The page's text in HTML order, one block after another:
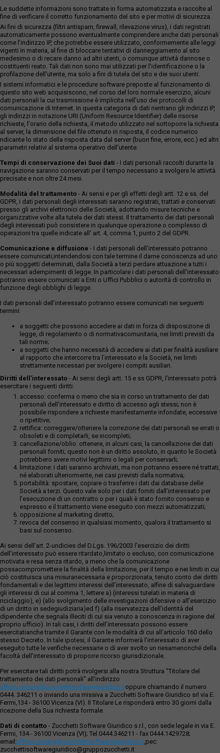
Le suddette informazioni sono trattate in forma automatizzata e raccolte al
fine di verificare il corretto funzionamento del sito e per motivi di sicurezza.
Ai fini di sicurezza (filtri antispam, firewall, rilevazione virus), i dati registrati
automaticamente possono eventualmente comprendere anche dati personali
come l'indirizzo IP, che potrebbe essere utilizzato, conformemente alle leggi
vigenti in materia, al fine di bloccare tentativi di danneggiamento al sito
medesimo o di recare danno ad altri utenti, o comunque attività dannose o
costituenti reato. Tali dati non sono mai utilizzati per l'identificazione o la
profilazione dell'utente, ma solo a fini di tutela del sito e dei suoi utenti.
I sistemi informatici e le procedure software preposte al funzionamento di
questo sito web acquisiscono, nel corso del loro normale esercizio, alcuni
dati personali la cui trasmissione è implicita nell'uso dei protocolli di
comunicazione di Internet. In questa categoria di dati rientrano gli indirizzi IP,
gli indirizzi in notazione URI (Uniform Resource Identifier) delle risorse
richieste, l'orario della richiesta, il metodo utilizzato nel sottoporre la richiesta
al server, la dimensione del file ottenuto in risposta, il codice numerico
ndicante lo stato della risposta data dal server (buon fine, errore, ecc.) ed altri
parametri relativi al sistema operativo dell'utente.
Tempi di conservazione dei Suoi dati - I dati personali raccolti durante la
navigazione saranno conservati per il tempo necessario a svolgere le attività
precisate e non oltre 24 mesi.
Modalità del trattamento - Ai sensi e per gli effetti degli artt. 12 e ss. del
GDPR, i dati personali degli interessati saranno registrati, trattati e conservati
presso gli archivi elettronici delle Società, adottando misure tecniche e
organizzative volte alla tutela dei dati stessi. Il trattamento dei dati personali
degli interessati può consistere in qualunque operazione o complesso di
operazioni tra quelle indicate all' art. 4, comma 1, punto 2 del GDPR.
Comunicazione e diffusione - I dati personali dell’interessato potranno
essere comunicati,intendendosi con tale termine il darne conoscenza ad uno
o più soggetti determinati, dalla Società a terzi perdare attuazione a tutti i
necessari adempimenti di legge. In particolare i dati personali dell’interessato
potranno essere comunicati a Enti o Uffici Pubblici o autorità di controllo in
funzione degli obblighi di legge.
I dati personali dell’interessato potranno essere comunicati nei seguenti
termini:
a soggetti che possono accedere ai dati in forza di disposizione di
legge, di regolamento o di normativacomunitaria, nei limiti previsti da
tali norme;
a soggetti che hanno necessità di accedere ai dati per finalità ausiliare
al rapporto che intercorre tra l’interessato e la Società, nei limiti
strettamente necessari per svolgere i compiti ausiliari.
Diritti dell’interessato - Ai sensi degli artt. 15 e ss GDPR, l’interessato potrà
esercitare i seguenti diritti:
accesso: conferma o meno che sia in corso un trattamento dei dati
personali dell’interessato e diritto di accesso agli stessi; non è
possibile rispondere a richieste manifestamente infondate, eccessive
o ripetitive;
rettifica: correggere/ottenere la correzione dei dati personali se errati o
obsoleti e di completarli, se incompleti;
cancellazione/oblio: ottenere, in alcuni casi, la cancellazione dei dati
personali forniti; questo non è un diritto assoluto, in quanto le Società
potrebbero avere motivi legittimi o legali per conservarli;
limitazione: i dati saranno archiviati, ma non potranno essere né trattati,
né elaborati ulteriormente, nei casi previsti dalla normativa;
portabilità: spostare, copiare o trasferire i dati dai database delle
Società a terzi. Questo vale solo per i dati forniti dall’interessato per
l’esecuzione di un contratto o per i quali è stato fornito consenso e
espresso e il trattamento viene eseguito con mezzi automatizzati;
opposizione al marketing diretto;
revoca del consenso in qualsiasi momento, qualora il trattamento si
basi sul consenso.
Ai sensi dell’art. 2-undicies del D.Lgs. 196/2003 l’esercizio dei diritti
dell’interessato può essere ritardato,limitato o escluso, con comunicazione
motivata e resa senza ritardo, a meno che la comunicazione
possacompromettere la finalità della limitazione, per il tempo e nei limiti in cui
ciò costituisca una misuranecessaria e proporzionata, tenuto conto dei diritti
fondamentali e dei legittimi interessi dell’interessato, alfine di salvaguardare
gli interessi di cui al comma 1, lettere a) (interessi tutelati in materia di
riciclaggio), e) (allo svolgimento delle investigazioni difensive o all’esercizio
di un diritto in sedegiudiziaria)ed f) (alla riservatezza dell’identità del
dipendente che segnala illeciti di cui sia venuto a conoscenza in ragione del
proprio ufficio). In tali casi, i diritti dell’interessato possono essere
esercitatianche tramite il Garante con le modalità di cui all’articolo 160 dello
stesso Decreto. In tale ipotesi, il Garante informerà l’interessato di aver
eseguito tutte le verifiche necessarie o di aver svolto un riesamenonché della
facoltà dell’interessato di proporre ricorso giurisdizionale.
Per esercitare tali diritti potrà rivolgersi alla nostra Struttura "Titolare del
trattamento dei dati personali" all'indirizzo
ufficio.privacy@zucchettisofwaregiuridico.itoppure chiamando il numero
0444. 346211 o inviando una missiva a Zucchetti Software Giuridico srl via E.
Fermi,134 - 36100 Vicenza (VI). Il Titolare Le risponderà entro 30 giorni dalla
ricezione della Sua richiesta formale.
Dati di contatto - Zucchetti Software Giuridico s.r.l., con sede legale in via E.
Fermi, 134 - 36100 Vicenza (VI); Tel 0444.346211 - fax 0444.1429728;
email:ufficio.privacy@zucchettisoftwaregiuridico.it,pec:
zucchettisoftwaregiuridico@gruppozucchetti.it